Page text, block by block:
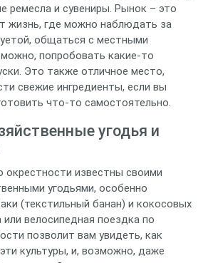
ремесла и сувениры. Рынок – это
жизнь, где можно наблюдать за
общаться с местными
попробовать какие-то
Это также отличное место,
свежие ингредиенты, если вы
что-то самостоятельно.
угодья и
окрестности известны своими
угодьями, особенно
(текстильный банан) и кокосовых
или велосипедная поездка по
позволит вам увидеть, как
культуры, и, возможно, даже